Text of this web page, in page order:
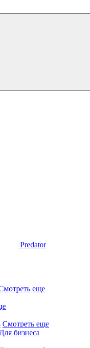
Predator
еще
Смотреть еще
Для бизнеса